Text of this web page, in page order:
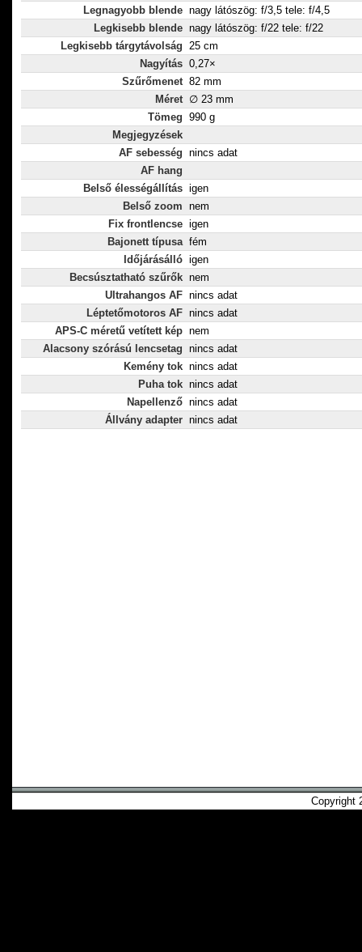
Legnagyobb blende nagy látószög: f/3,5 tele: f/4,5
Legkisebb blende nagy látószög: f/22 tele: f/22
Legkisebb tárgytávolság 25 cm
Nagyítás 0,27×
Szűrőmenet 82 mm
Méret ∅ 23 mm
Tömeg 990 g
Megjegyzések
AF sebesség nincs adat
AF hang
Belső élességállítás igen
Belső zoom nem
Fix frontlencse igen
Bajonett típusa fém
Időjárásálló igen
Becsúsztatható szűrők nem
Ultrahangos AF nincs adat
Léptetőmotoros AF nincs adat
APS-C méretű vetített kép nem
Alacsony szórású lencsetag nincs adat
Kemény tok nincs adat
Puha tok nincs adat
Napellenző nincs adat
Állvány adapter nincs adat
Copyright